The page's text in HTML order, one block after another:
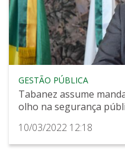
GESTÃO PÚBLICA
Tabanez assume
olho na segurança
10/03/2022 12:18